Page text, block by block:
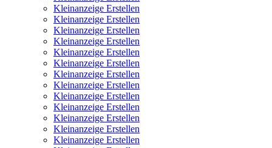
Kleinanzeige Erstellen
Kleinanzeige Erstellen
Kleinanzeige Erstellen
Kleinanzeige Erstellen
Kleinanzeige Erstellen
Kleinanzeige Erstellen
Kleinanzeige Erstellen
Kleinanzeige Erstellen
Kleinanzeige Erstellen
Kleinanzeige Erstellen
Kleinanzeige Erstellen
Kleinanzeige Erstellen
Kleinanzeige Erstellen